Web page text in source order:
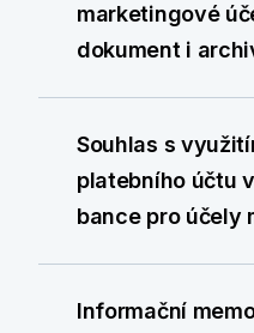
marketingové
dokument i
Souhlas s
platebního účtu
bance pro účely
Informační